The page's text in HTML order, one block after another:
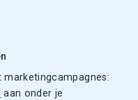
aan onder je